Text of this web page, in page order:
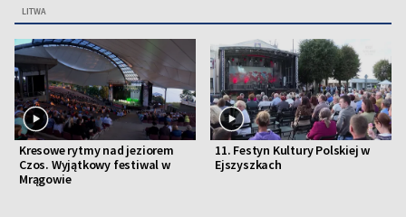
LITWA
Kresowe rytmy nad jeziorem
Czos. Wyjątkowy festiwal w
Mrągowie
11. Festyn Kultury Polskiej w
Ejszyszkach